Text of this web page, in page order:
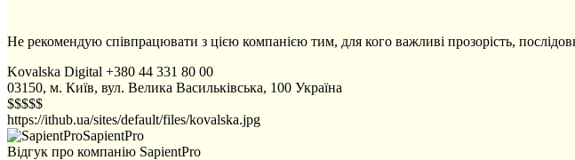
Не рекомендую співпрацювати з цією компанією тим, для кого важливі прозорість,
Kovalska Digital +380 44 331 80 00
03150, м. Київ, вул. Велика Васильківська, 100 Україна
$$$$$
https://ithub.ua/sites/default/files/kovalska.jpg
SapientPro
Відгук про компанію SapientPro